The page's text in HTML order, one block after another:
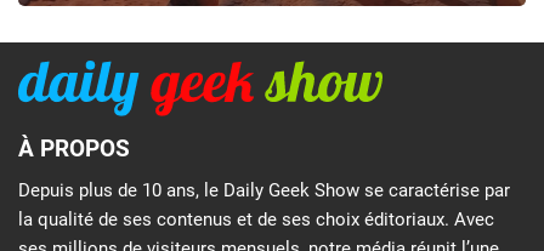
À PROPOS
Depuis plus de 10 ans, le Daily Geek Show se caractérise par
la qualité de ses contenus et de ses choix éditoriaux. Avec